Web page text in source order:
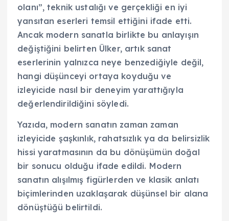
olanı”, teknik ustalığı ve gerçekliği en iyi
yansıtan eserleri temsil ettiğini ifade etti.
Ancak modern sanatla birlikte bu anlayışın
değiştiğini belirten Ülker, artık sanat
eserlerinin yalnızca neye benzediğiyle değil,
hangi düşünceyi ortaya koyduğu ve
izleyicide nasıl bir deneyim yarattığıyla
değerlendirildiğini söyledi.
Yazıda, modern sanatın zaman zaman
izleyicide şaşkınlık, rahatsızlık ya da belirsizlik
hissi yaratmasının da bu dönüşümün doğal
bir sonucu olduğu ifade edildi. Modern
sanatın alışılmış figürlerden ve klasik anlatı
biçimlerinden uzaklaşarak düşünsel bir alana
dönüştüğü belirtildi.